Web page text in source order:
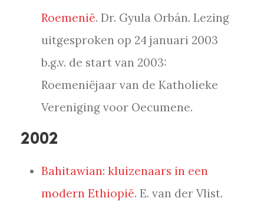
Roemenië. Dr. Gyula Orbán. Lezing
uitgesproken op 24 januari 2003
b.g.v. de start van 2003:
Roemeniëjaar van de Katholieke
Vereniging voor Oecumene.
2002
Bahitawian: kluizenaars in een
modern Ethiopië. E. van der Vlist.